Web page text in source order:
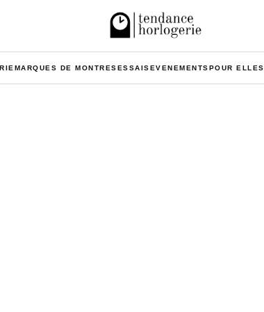
MARQUES DE MONTRESESSAISEVENEMENTSPOUR ELLES